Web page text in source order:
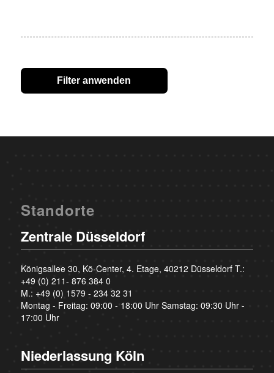
Filter anwenden
Standorte
Zentrale Düsseldorf
Königsallee 30, Kö-Center, 4. Etage, 40212 Düsseldorf T.:
+49 (0) 211- 876 384 0
M.: +49 (0) 1579 - 234 32 31
Montag - Freitag: 09:00 - 18:00 Uhr Samstag: 09:30 Uhr -
17:00 Uhr
Niederlassung Köln